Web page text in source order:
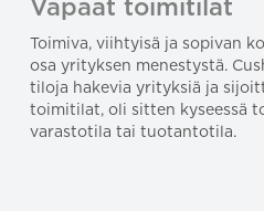
Vapaat toimitilat
Toimiva, viihtyisä ja sopivan
osa yrityksen menestystä.
tiloja hakevia yrityksiä ja
toimitilat, oli sitten kyseessä
varastotila tai tuotantotila.